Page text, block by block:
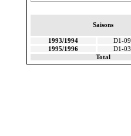
Saisons
1993/1994
D1-09
1995/1996
D1-03
Total